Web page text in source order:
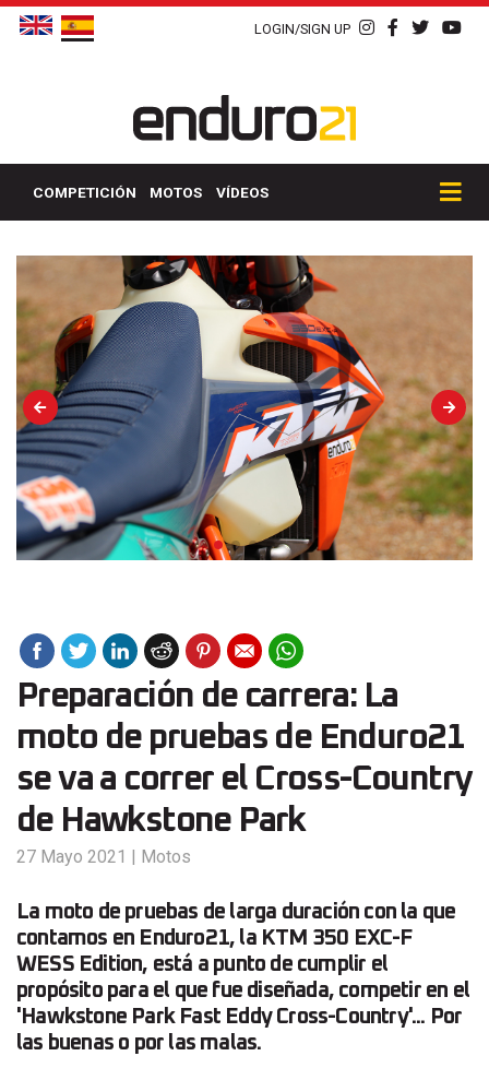
LOGIN/SIGN UP
COMPETICIÓN MOTOS VÍDEOS
Preparación de carrera: La
moto de pruebas de Enduro21
se va a correr el Cross-Country
de Hawkstone Park
27 Mayo 2021 | Motos
La moto de pruebas de larga duración con la que
contamos en Enduro21, la KTM 350 EXC-F
WESS Edition, está a punto de cumplir el
propósito para el que fue diseñada, competir en el
'Hawkstone Park Fast Eddy Cross-Country'... Por
las buenas o por las malas.